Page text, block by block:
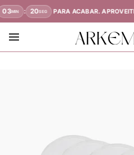
MIN : 20SEG PARA ACABAR. APROVEITE!